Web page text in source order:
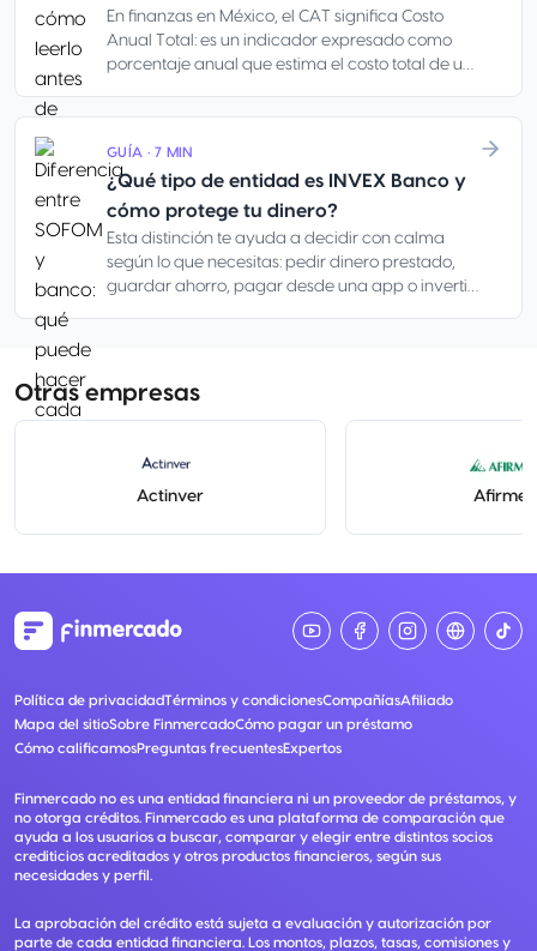
judiciales y los casos de cobranza con
amenazas pueden requerir apoyo profesional.
En finanzas en México, el CAT significa Costo
Anual Total: es un indicador expresado como
porcentaje anual que estima el costo total de un
mensualidad, va más allá de la tasa de interés y
tampoco confirma si el pago cabe en tu
quincena, pensión o flujo del negocio.
GUÍA · 7 MIN
¿Qué tipo de entidad es INVEX Banco y
cómo protege tu dinero?
Esta distinción te ayuda a decidir con calma
según lo que necesitas: pedir dinero prestado,
guardar ahorro, pagar desde una app o invertir
Otras empresas
Actinver Afirme
Política de privacidadTérminos y condicionesCompañíasAfiliado
Mapa del sitioSobre FinmercadoCómo pagar un préstamo
Cómo calificamosPreguntas frecuentesExpertos
Finmercado no es una entidad financiera ni un proveedor de préstamos, y
no otorga créditos. Finmercado es una plataforma de comparación que
ayuda a los usuarios a buscar, comparar y elegir entre distintos socios
crediticios acreditados y otros productos financieros, según sus
necesidades y perfil.
La aprobación del crédito está sujeta a evaluación y autorización por
parte de cada entidad financiera. Los montos, plazos, tasas, comisiones y